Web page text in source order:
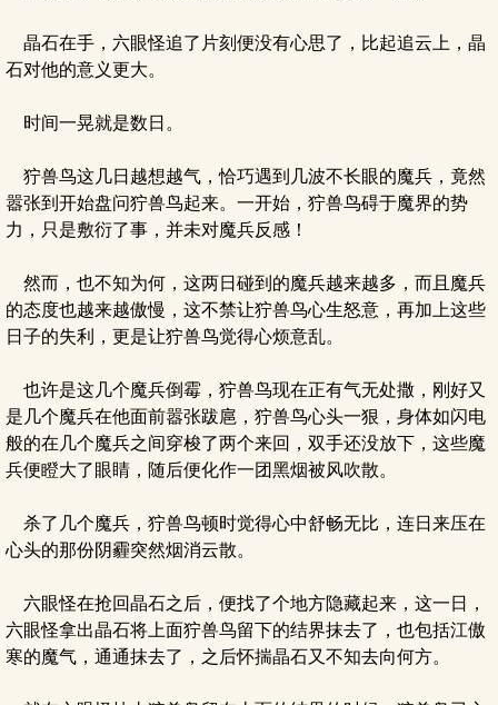
晶石在手，六眼怪追了片刻便没有心思了，比起追云上，晶
石对他的意义更大。
时间一晃就是数日。
狞兽鸟这几日越想越气，恰巧遇到几波不长眼的魔兵，竟然
嚣张到开始盘问狞兽鸟起来。一开始，狞兽鸟碍于魔界的势
力，只是敷衍了事，并未对魔兵反感！
然而，也不知为何，这两日碰到的魔兵越来越多，而且魔兵
的态度也越来越傲慢，这不禁让狞兽鸟心生怒意，再加上这些
日子的失利，更是让狞兽鸟觉得心烦意乱。
也许是这几个魔兵倒霉，狞兽鸟现在正有气无处撒，刚好又
是几个魔兵在他面前嚣张跋扈，狞兽鸟心头一狠，身体如闪电
般的在几个魔兵之间穿梭了两个来回，双手还没放下，这些魔
兵便瞪大了眼睛，随后便化作一团黑烟被风吹散。
杀了几个魔兵，狞兽鸟顿时觉得心中舒畅无比，连日来压在
心头的那份阴霾突然烟消云散。
六眼怪在抢回晶石之后，便找了个地方隐藏起来，这一日，
六眼怪拿出晶石将上面狞兽鸟留下的结界抹去了，也包括江傲
寒的魔气，通通抹去了，之后怀揣晶石又不知去向何方。